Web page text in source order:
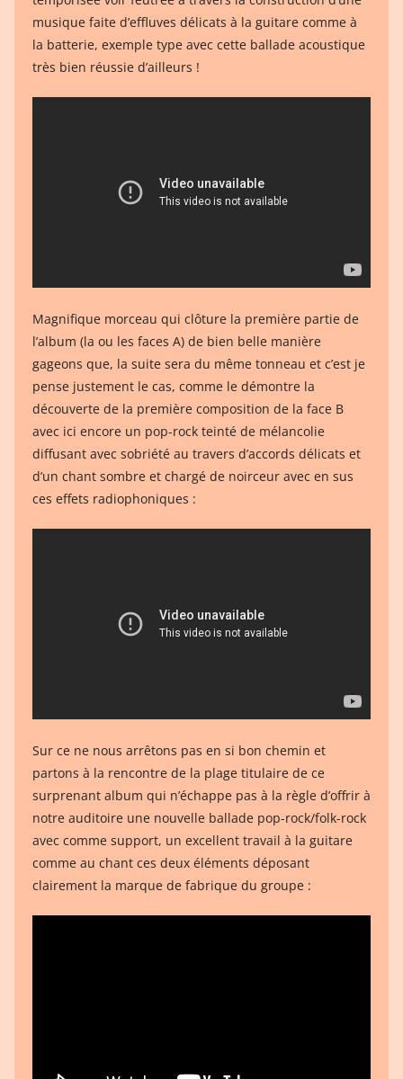
musique faite d’effluves délicats à la guitare comme à
la batterie, exemple type avec cette ballade acoustique
très bien réussie d’ailleurs !
Magnifique morceau qui clôture la première partie de
l’album (la ou les faces A) de bien belle manière
gageons que, la suite sera du même tonneau et c’est je
pense justement le cas, comme le démontre la
découverte de la première composition de la face B
avec ici encore un pop-rock teinté de mélancolie
diffusant avec sobriété au travers d’accords délicats et
d’un chant sombre et chargé de noirceur avec en sus
ces effets radiophoniques :
Sur ce ne nous arrêtons pas en si bon chemin et
partons à la rencontre de la plage titulaire de ce
surprenant album qui n’échappe pas à la règle d’offrir à
notre auditoire une nouvelle ballade pop-rock/folk-rock
avec comme support, un excellent travail à la guitare
comme au chant ces deux éléments déposant
clairement la marque de fabrique du groupe :